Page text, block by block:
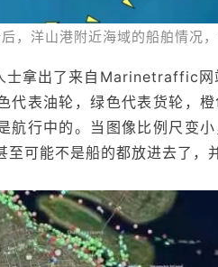
，洋山港附近海域的船舶情况
士拿出了来自Marinetraffic
代表油轮，绿色代表货轮，
航行中的。当图像比例尺变
至可能不是船的都放进去了，